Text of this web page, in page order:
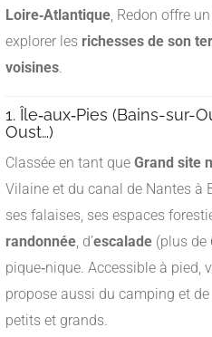
Loire‑Atlantique , Redon offre
explorer les richesses de son
voisines
1. Île‑aux‑Pies (Bains-sur-
Oust…)
Classée en tant que Grand site
Vilaine et du canal de Nantes à
ses falaises, ses espaces
randonnée , d’escalade (plus de
pique‑nique. Accessible à pied,
propose aussi du camping et de
petits et grands